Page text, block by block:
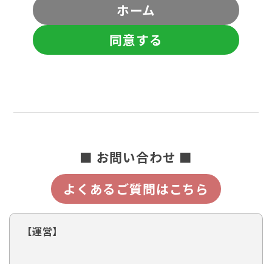
ホーム
同意する
■ お問い合わせ ■
よくあるご質問はこちら
【運営】